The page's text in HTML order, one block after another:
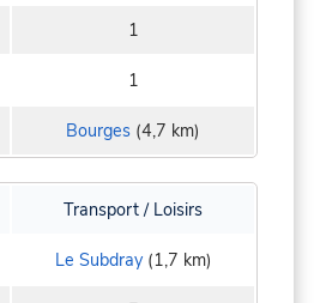
1
1
Bourges (4,7 km)
Transport / Loisirs
Le Subdray(1,7 km)